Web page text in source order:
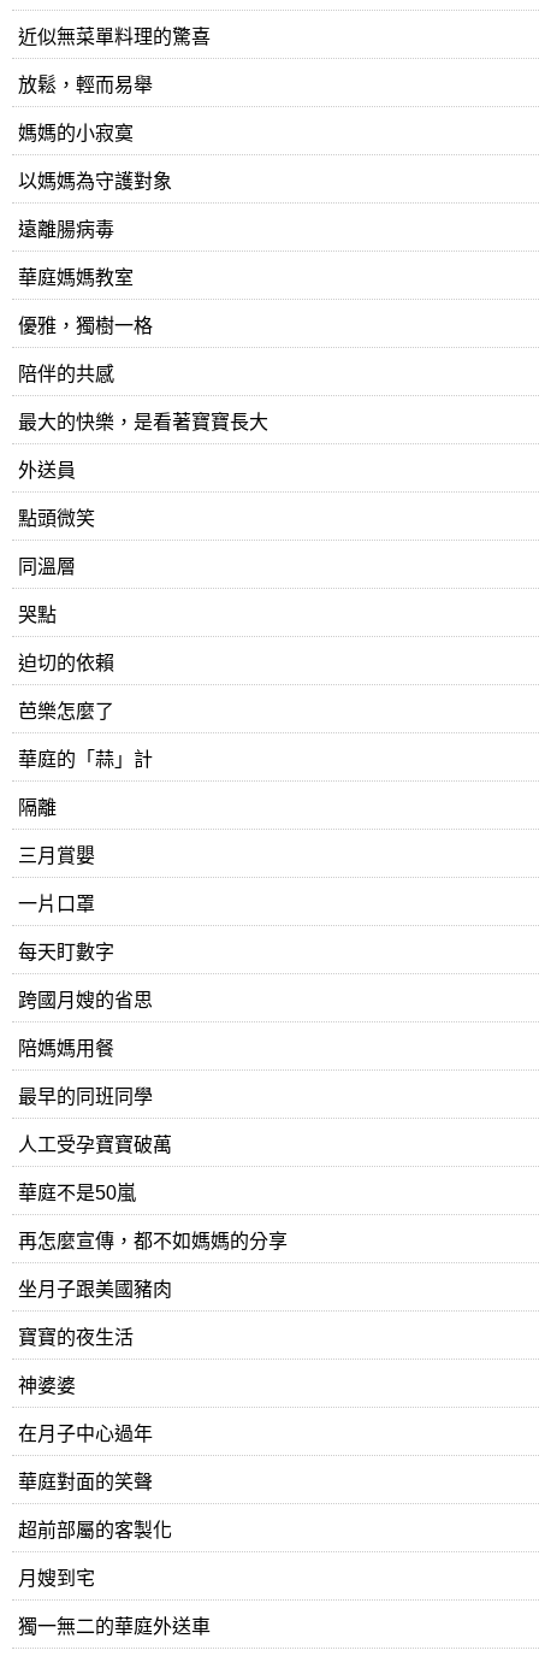
近似無菜單料理的驚喜
放鬆，輕而易舉
媽媽的小寂寞
以媽媽為守護對象
遠離腸病毒
​華庭媽媽教室
優雅，獨樹一格
陪伴的共感
最大的快樂，是看著寶寶長大
外送員
點頭微笑
同溫層
哭點
迫切的依賴
芭樂怎麼了
華庭的「蒜」計
隔離
三月賞嬰
一片口罩
每天盯數字
跨國月嫂的省思
陪媽媽用餐
最早的同班同學
人工受孕寶寶破萬
華庭不是50嵐
再怎麼宣傳，都不如媽媽的分享
坐月子跟美國豬肉
寶寶的夜生活
神婆婆
在月子中心過年
華庭對面的笑聲
超前部屬的客製化
月嫂到宅
獨一無二的華庭外送車